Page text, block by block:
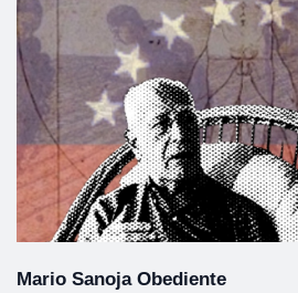
Mario Sanoja Obediente